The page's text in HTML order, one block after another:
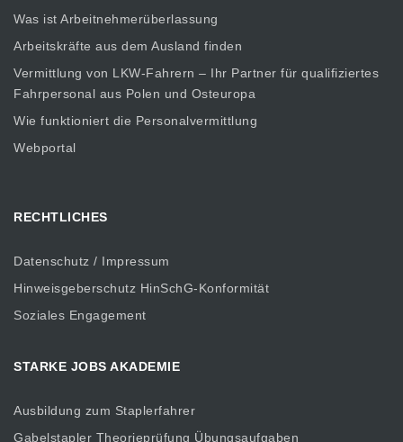
Was ist Arbeitnehmerüberlassung
Arbeitskräfte aus dem Ausland finden
Vermittlung von LKW-Fahrern – Ihr Partner für qualifiziertes
Fahrpersonal aus Polen und Osteuropa
Wie funktioniert die Personalvermittlung
Webportal
RECHTLICHES
Datenschutz / Impressum
Hinweisgeberschutz HinSchG-Konformität
Soziales Engagement
STARKE JOBS AKADEMIE
Ausbildung zum Staplerfahrer
Gabelstapler Theorieprüfung Übungsaufgaben